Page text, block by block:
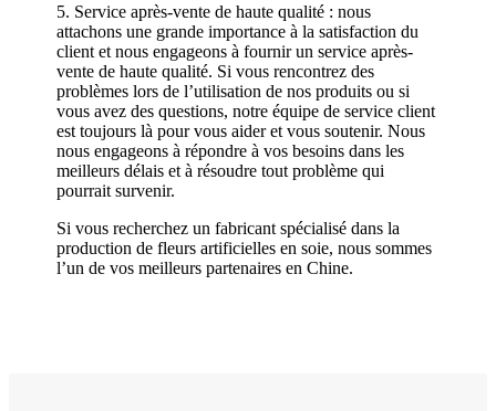
5. Service après-vente de haute qualité : nous
attachons une grande importance à la satisfaction du
client et nous engageons à fournir un service après-
vente de haute qualité. Si vous rencontrez des
problèmes lors de l’utilisation de nos produits ou si
vous avez des questions, notre équipe de service client
est toujours là pour vous aider et vous soutenir. Nous
nous engageons à répondre à vos besoins dans les
meilleurs délais et à résoudre tout problème qui
pourrait survenir.
Si vous recherchez un fabricant spécialisé dans la
production de fleurs artificielles en soie, nous sommes
l’un de vos meilleurs partenaires en Chine.